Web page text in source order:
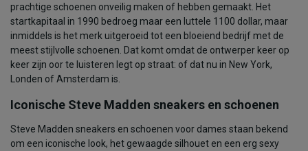
prachtige schoenen onveilig maken of hebben gemaakt. Het
startkapitaal in 1990 bedroeg maar een luttele 1100 dollar, maar
inmiddels is het merk uitgeroeid tot een bloeiend bedrijf met de
meest stijlvolle schoenen. Dat komt omdat de ontwerper keer op
keer zijn oor te luisteren legt op straat: of dat nu in New York,
Londen of Amsterdam is.
Iconische Steve Madden sneakers en schoenen
Steve Madden sneakers en schoenen voor dames staan bekend
om een iconische look, het gewaagde silhouet en een erg sexy